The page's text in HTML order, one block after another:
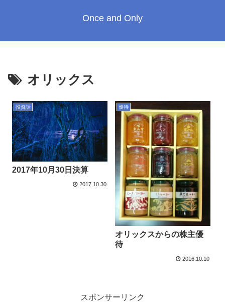
Once and Only
オリックス
投資話
2017年10月30日決算
2017.10.30
優待
オリックスからの株主優
待
2016.10.10
スポンサーリンク